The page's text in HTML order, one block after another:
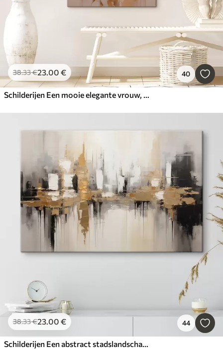
38.33€23.00 € 40
Schilderijen Een mooie elegante vrouw, die een hoofddoek draagt
38.33€23.00 € 44
Schilderijen Een abstract stadslandschap met weerspiegelingen van gebouwen in het water, gemaakt in neutrale tinten met accenten van warme tinten